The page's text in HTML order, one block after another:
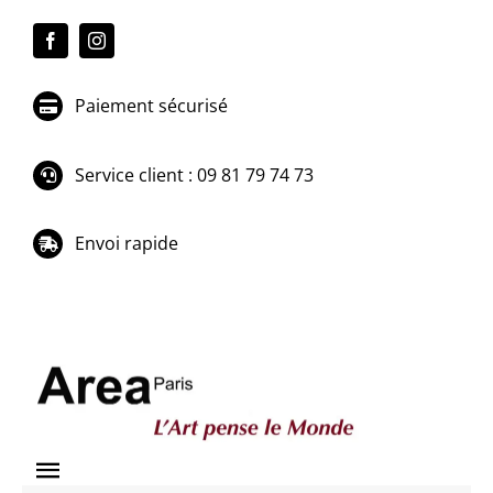
Paiement sécurisé
Service client : 09 81 79 74 73
Envoi rapide